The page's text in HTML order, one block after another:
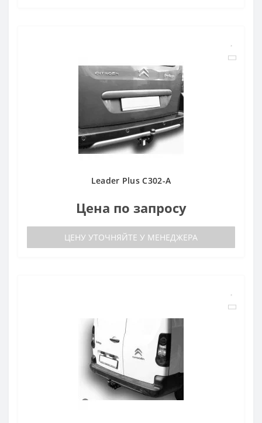
Leader Plus C302-A
Цена по запросу
ЦЕНУ УТОЧНЯЙТЕ У МЕНЕДЖЕРА